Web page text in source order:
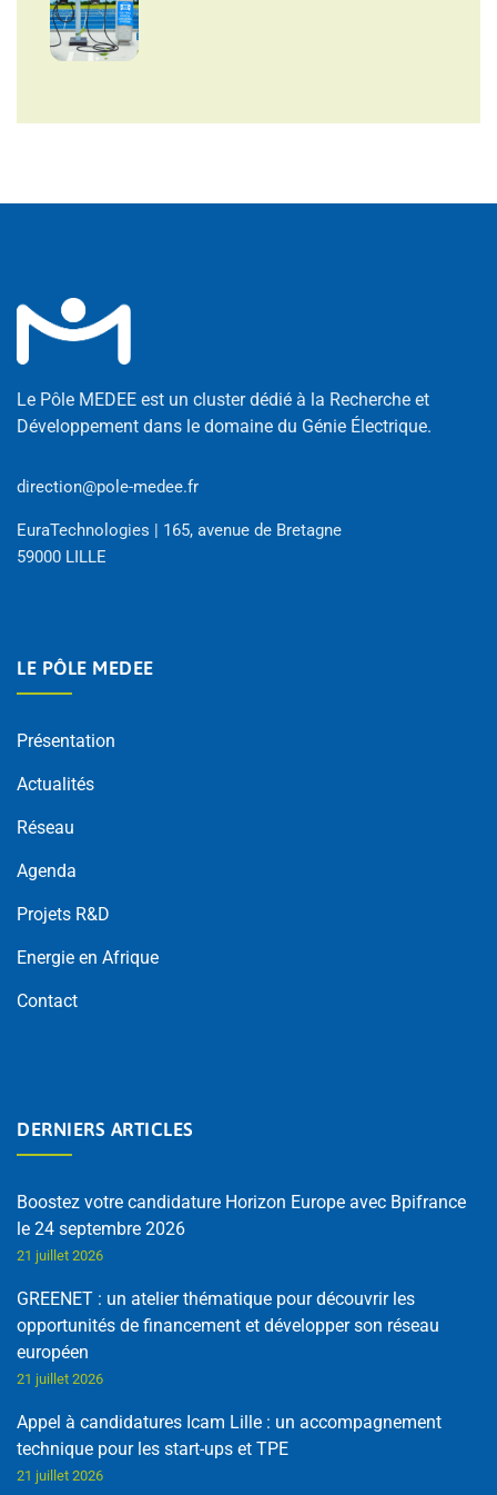
Le Pôle MEDEE est un cluster dédié à la Recherche et
Développement dans le domaine du Génie Électrique.
direction@pole-medee.fr
EuraTechnologies | 165, avenue de Bretagne
59000 LILLE
LE PÔLE MEDEE
Présentation
Actualités
Réseau
Agenda
Projets R&D
Energie en Afrique
Contact
DERNIERS ARTICLES
Boostez votre candidature Horizon Europe avec Bpifrance
le 24 septembre 2026
21 juillet 2026
GREENET : un atelier thématique pour découvrir les
opportunités de financement et développer son réseau
européen
21 juillet 2026
Appel à candidatures Icam Lille : un accompagnement
technique pour les start-ups et TPE
21 juillet 2026